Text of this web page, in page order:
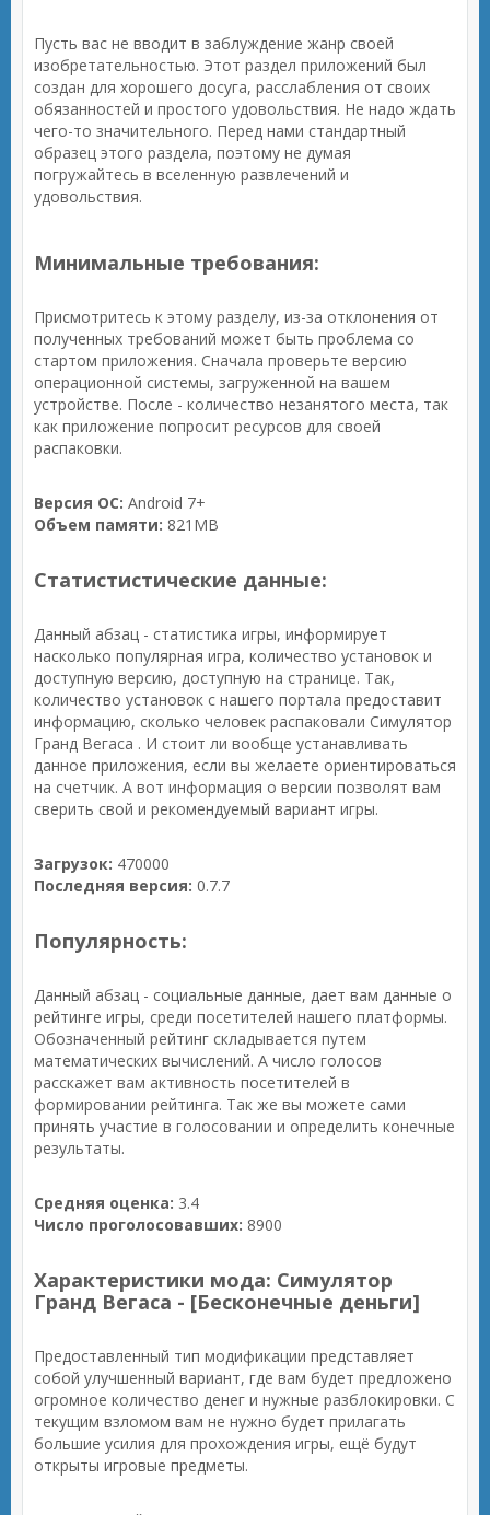
Пусть вас не вводит в заблуждение жанр своей
изобретательностью. Этот раздел приложений был
создан для хорошего досуга, расслабления от своих
обязанностей и простого удовольствия. Не надо ждать
чего-то значительного. Перед нами стандартный
образец этого раздела, поэтому не думая
погружайтесь в вселенную развлечений и
удовольствия.
Минимальные требования:
Присмотритесь к этому разделу, из-за отклонения от
полученных требований может быть проблема со
стартом приложения. Сначала проверьте версию
операционной системы, загруженной на вашем
устройстве. После - количество незанятого места, так
как приложение попросит ресурсов для своей
распаковки.
Версия ОС: Android 7+
Объем памяти: 821MB
Статистистические данные:
Данный абзац - статистика игры, информирует
насколько популярная игра, количество установок и
доступную версию, доступную на странице. Так,
количество установок с нашего портала предоставит
информацию, сколько человек распаковали Симулятор
Гранд Вегаса . И стоит ли вообще устанавливать
данное приложения, если вы желаете ориентироваться
на счетчик. А вот информация о версии позволят вам
сверить свой и рекомендуемый вариант игры.
Загрузок: 470000
Последняя версия: 0.7.7
Популярность:
Данный абзац - социальные данные, дает вам данные о
рейтинге игры, среди посетителей нашего платформы.
Обозначенный рейтинг складывается путем
математических вычислений. А число голосов
расскажет вам активность посетителей в
формировании рейтинга. Так же вы можете сами
принять участие в голосовании и определить конечные
результаты.
Средняя оценка: 3.4
Число проголосовавших: 8900
Характеристики мода: Симулятор
Гранд Вегаса - [Бесконечные деньги]
Предоставленный тип модификации представляет
собой улучшенный вариант, где вам будет предложено
огромное количество денег и нужные разблокировки. С
текущим взломом вам не нужно будет прилагать
большие усилия для прохождения игры, ещё будут
открыты игровые предметы.